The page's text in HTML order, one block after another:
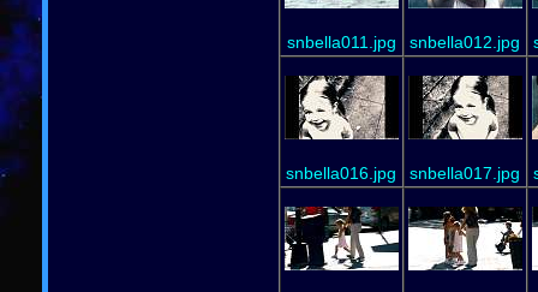
snbella011.jpg snbella012.jpg
snbella016.jpg snbella017.jpg